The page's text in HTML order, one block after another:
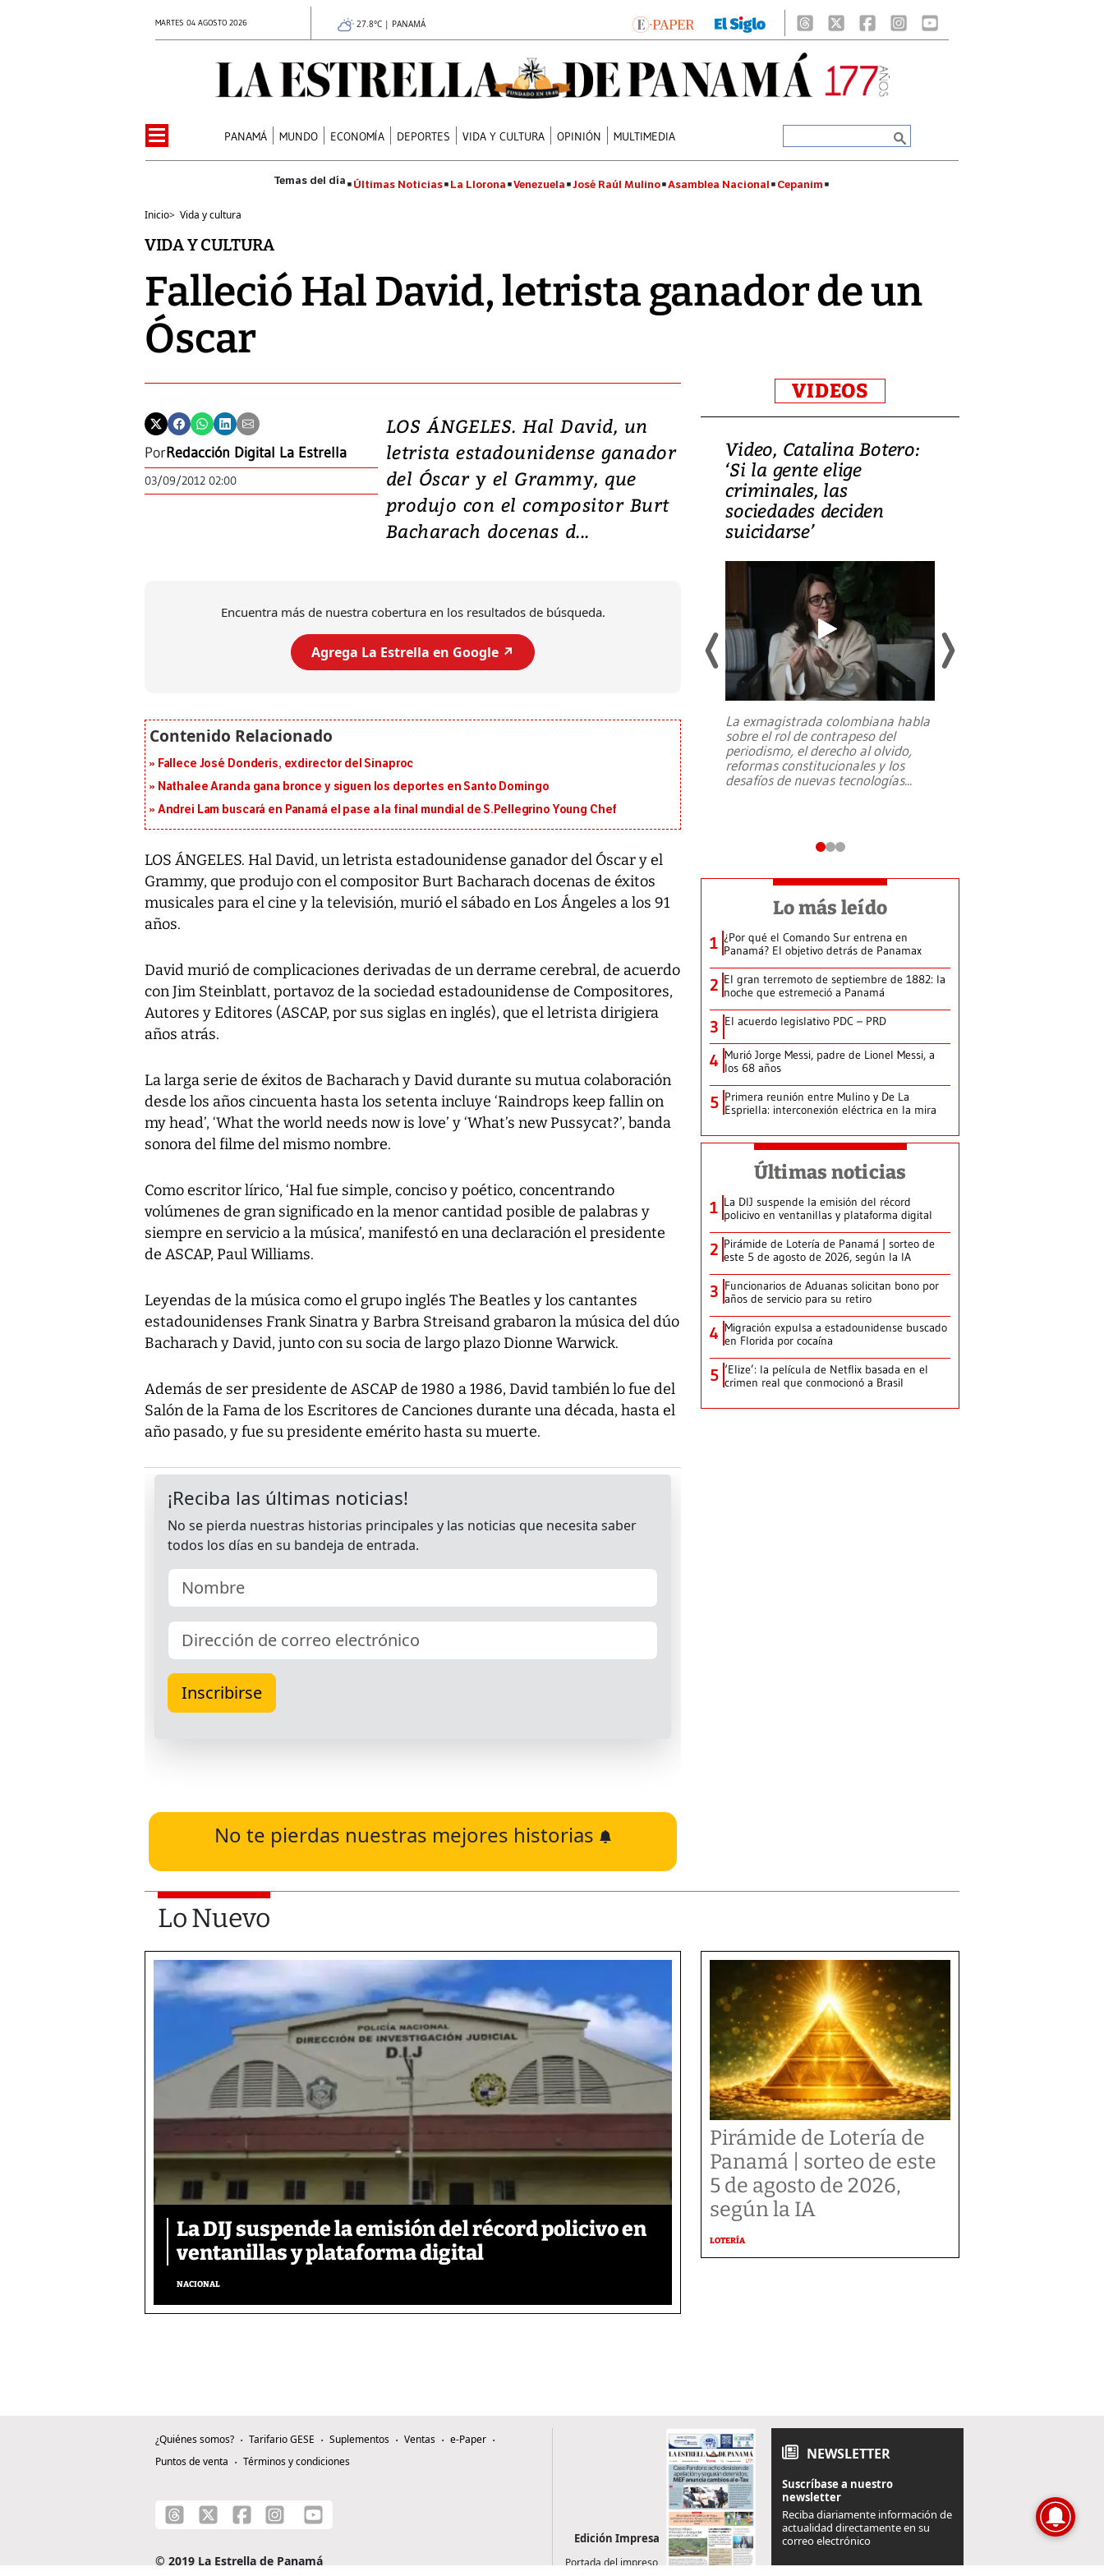
MARTES 04 AGOSTO 2026 27.8°C | PANAMÁ
PANAMÁ MUNDO ECONOMÍA DEPORTES VIDA Y CULTURA OPINIÓN MULTIMEDIA
Últimas Noticias La Llorona Venezuela José Raúl Mulino Asamblea Nacional Cepanim
Inicio> Vida y cultura
VIDA Y CULTURA
Falleció Hal David, letrista ganador de un
Óscar
PorRedacción Digital La Estrella
03/09/2012 02:00
LOS ÁNGELES. Hal David, un
letrista estadounidense ganador
del Óscar y el Grammy, que
produjo con el compositor Burt
Bacharach docenas d...
Encuentra más de nuestra cobertura en los resultados de búsqueda.
Agrega La Estrella en Google ↗️
Fallece José Donderis, exdirector del Sinaproc
Nathalee Aranda gana bronce y siguen los deportes en Santo Domingo
Andrei Lam buscará en Panamá el pase a la final mundial de S.Pellegrino Young Chef
LOS ÁNGELES. Hal David, un letrista estadounidense ganador del Óscar y el
Grammy, que produjo con el compositor Burt Bacharach docenas de éxitos
musicales para el cine y la televisión, murió el sábado en Los Ángeles a los 91
años.
David murió de complicaciones derivadas de un derrame cerebral, de acuerdo
con Jim Steinblatt, portavoz de la sociedad estadounidense de Compositores,
Autores y Editores (ASCAP, por sus siglas en inglés), que el letrista dirigiera
años atrás.
La larga serie de éxitos de Bacharach y David durante su mutua colaboración
desde los años cincuenta hasta los setenta incluye ‘Raindrops keep fallin on
my head’, ‘What the world needs now is love’ y ‘What’s new Pussycat?’, banda
sonora del filme del mismo nombre.
Como escritor lírico, ‘Hal fue simple, conciso y poético, concentrando
volúmenes de gran significado en la menor cantidad posible de palabras y
siempre en servicio a la música’, manifestó en una declaración el presidente
de ASCAP, Paul Williams.
Leyendas de la música como el grupo inglés The Beatles y los cantantes
estadounidenses Frank Sinatra y Barbra Streisand grabaron la música del dúo
Bacharach y David, junto con su socia de largo plazo Dionne Warwick.
Además de ser presidente de ASCAP de 1980 a 1986, David también lo fue del
Salón de la Fama de los Escritores de Canciones durante una década, hasta el
año pasado, y fue su presidente emérito hasta su muerte.
No te pierdas nuestras mejores historias
VIDEOS
Video, Japón: Terremoto
deja heridos y graves
daños en Kumamoto
al sur de Japón, provocando una
Video, Catalina Botero:
‘Si la gente elige
criminales, las
sociedades deciden
suicidarse’
La exmagistrada colombiana habla
sobre el rol de contrapeso del
periodismo, el derecho al olvido,
reformas constitucionales y los
desafíos de nuevas tecnologías...
Lo más leído
1 ¿Por qué el Comando Sur entrena en
Panamá? El objetivo detrás de Panamax
2 El gran terremoto de septiembre de 1882: la
noche que estremeció a Panamá
3 El acuerdo legislativo PDC – PRD
4 Murió Jorge Messi, padre de Lionel Messi, a
los 68 años
5 Primera reunión entre Mulino y De La
Espriella: interconexión eléctrica en la mira
Últimas noticias
1 La DIJ suspende la emisión del récord
policivo en ventanillas y plataforma digital
2 Pirámide de Lotería de Panamá | sorteo de
este 5 de agosto de 2026, según la IA
3 Funcionarios de Aduanas solicitan bono por
años de servicio para su retiro
4 Migración expulsa a estadounidense buscado
en Florida por cocaína
5 ‘Elize’: la película de Netflix basada en el
crimen real que conmocionó a Brasil
Lo Nuevo
La DIJ suspende la emisión del récord policivo en
ventanillas y plataforma digital
NACIONAL
Pirámide de Lotería de
Panamá | sorteo de este
5 de agosto de 2026,
según la IA
LOTERÍA
¿Quiénes somos? Tarifario GESE Suplementos Ventas
e-Paper
Puntos de venta
Términos y condiciones
© 2019 La Estrella de Panamá
Edición Impresa
Portada del impreso
NEWSLETTER
Suscríbase a nuestro
newsletter
Reciba diariamente información de
actualidad directamente en su
correo electrónico